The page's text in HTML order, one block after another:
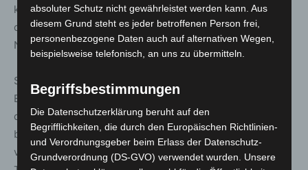
kommenden Jahr miteinander verbunden werden. Durch
diesen Netzverbund kann die Leistungsfähigkeit beider
Netze weiter gesteigert werden.
Schon heute liegt der Anteil regenerativer
Energiequellen in der Energiezentrale Schildhof über
dem gesetzlich definierten Zwischenziel von 30 Prozent
bis zum Jahr 2030, wie es das Wärmeplanungsgesetz
vorsieht. EPL arbeitet derzeit an einer umfassenden
absoluter Schutz nicht gewährleistet werden kann. Aus
diesem Grund steht es jeder betroffenen Person frei,
personenbezogene Daten auch auf alternativen Wegen,
beispielsweise telefonisch, an uns zu übermitteln.
Begriffsbestimmungen
Die Datenschutzerklärung beruht auf den
Begrifflichkeiten, die durch den Europäischen Richtlinien-
und Verordnungsgeber beim Erlass der Datenschutz-
Grundverordnung (DS-GVO) verwendet wurden. Unsere